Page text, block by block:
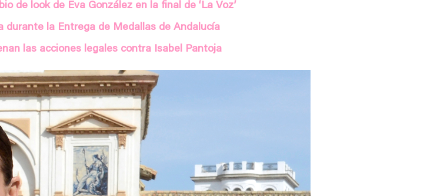
de look de Eva González en la final de ‘La Voz’
durante la Entrega de Medallas de Andalucía
las acciones legales contra Isabel Pantoja